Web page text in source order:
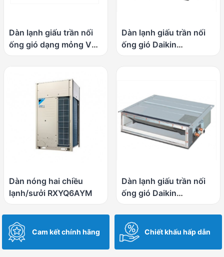
Dàn lạnh giấu trần nối
ống gió dạng mỏng VRV
Dàn lạnh giấu trần nối
ống gió Daikin
Dàn nóng hai chiều
lạnh/sưởi RXYQ6AYM
Dàn lạnh giấu trần nối
ống gió Daikin
chuẩn)
Cam kết chính hãng Chiết khấu hấp dẫn